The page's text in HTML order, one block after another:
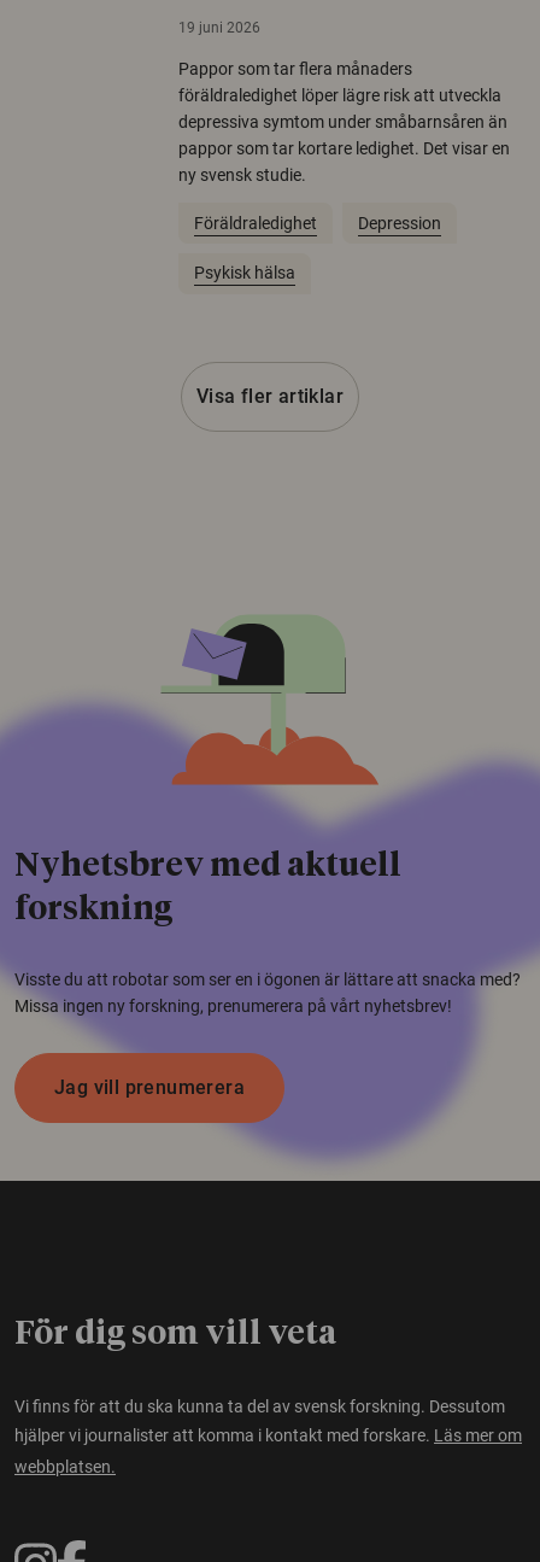
19 juni 2026
Pappor som tar flera månaders
föräldraledighet löper lägre risk att utveckla
depressiva symtom under småbarnsåren än
pappor som tar kortare ledighet. Det visar en
ny svensk studie.
Föräldraledighet Depression
Psykisk hälsa
Visa fler artiklar
Nyhetsbrev med aktuell
forskning
Visste du att robotar som ser en i ögonen är lättare att snacka med?
Missa ingen ny forskning, prenumerera på vårt nyhetsbrev!
Jag vill prenumerera
För dig som vill veta
Vi finns för att du ska kunna ta del av svensk forskning. Dessutom
hjälper vi journalister att komma i kontakt med forskare. Läs mer om
webbplatsen.